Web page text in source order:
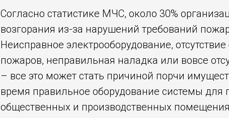
Согласно статистике МЧС, около 30%
возгорания из-за нарушений требований
Неисправное электрооборудование,
пожаров, неправильная наладка или вовсе
– все это может стать причиной порчи
время правильное оборудование системы
общественных и производственных